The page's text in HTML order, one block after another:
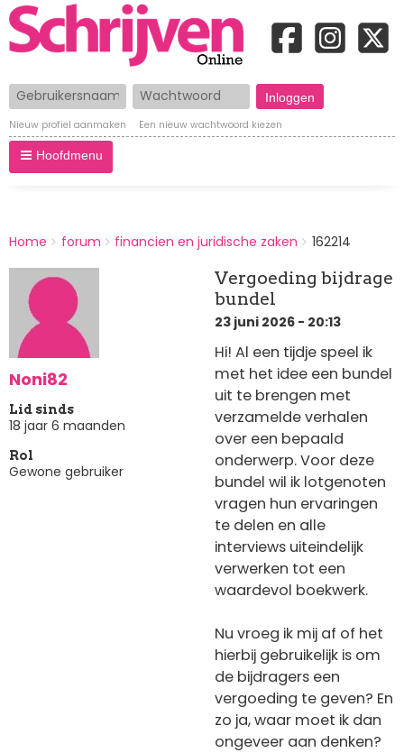
Gebruikersnaam Wachtwoord
Nieuw profiel aanmaken Een nieuw wachtwoord kiezen
Hoofdmenu
BREADCRUMBS
You
here:
Home forum financien en juridische zaken 162214
Noni82
Lid sinds
18 jaar 6 maanden
Rol
Gewone gebruiker
Vergoeding bijdrage
bundel
23 juni 2026 - 20:13
Hi! Al een tijdje speel ik
met het idee een bundel
uit te brengen met
verzamelde verhalen
over een bepaald
onderwerp. Voor deze
bundel wil ik lotgenoten
vragen hun ervaringen
te delen en alle
interviews uiteindelijk
verwerken tot een
waardevol boekwerk.
Nu vroeg ik mij af of het
hierbij gebruikelijk is om
de bijdragers een
vergoeding te geven? En
zo ja, waar moet ik dan
ongeveer aan denken?